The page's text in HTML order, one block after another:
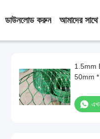
ডাউনলোড করুন আমাদের
1.5mm
50mm *